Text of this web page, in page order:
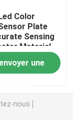
Color
Plate
Sensing
Material
une
nous